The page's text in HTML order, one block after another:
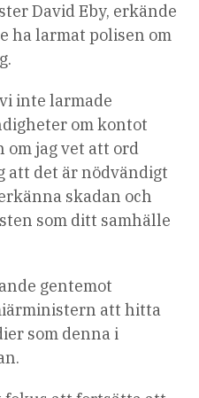
David Eby, erkände
ha larmat polisen om
inte larmade
om kontot
om jag vet att ord
att det är nödvändigt
skadan och
som ditt samhälle
gentemot
att hitta
som denna i